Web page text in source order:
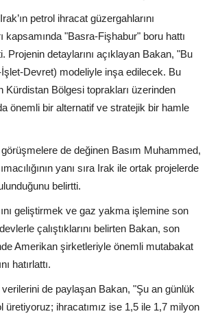
petrol ihracat güzergahlarını
kapsamında "Basra-Fişhabur" boru hattı
Projenin detaylarını açıklayan Bakan, "Bu
İşlet-Devret) modeliyle inşa edilecek. Bu
Kürdistan Bölgesi toprakları üzerinden
önemli bir alternatif ve stratejik bir hamle
de değinen Basım Muhammed,
yanı sıra Irak ile ortak projelerde
belirtti.
geliştirmek ve gaz yakma işlemine son
çalıştıklarını belirten Bakan, son
Amerikan şirketleriyle önemli mutabakat
hatırlattı.
verilerini de paylaşan Bakan, "Şu an günlük
üretiyoruz; ihracatımız ise 1,5 ile 1,7 milyon